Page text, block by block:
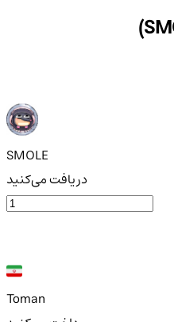
SMOLE
دریافت می‌کنید
Toman